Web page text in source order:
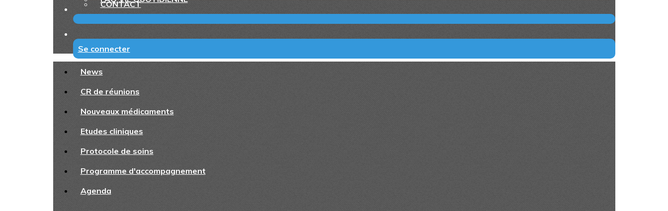
CONTACT
Se connecter
News
CR de réunions
Nouveaux médicaments
Etudes cliniques
Protocole de soins
Programme d'accompagnement
Agenda